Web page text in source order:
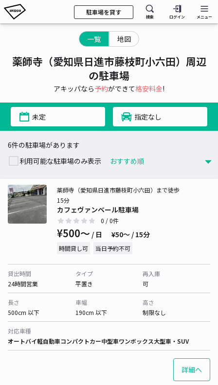
駐車場を貸す
検索 ログイン メニュー
一覧 地図
薬師寺（愛知県日進市藤枝町小六田）周辺
の駐車場
アキッパなら予約ができて格安料金!
未定 指定なし
6件の駐車場があります
利用可能な駐車場のみ表示
カフェヴァンベール駐車場
薬師寺（愛知県日進市藤枝町小六田）まで徒歩
15分
0 / 0件
¥500〜 / 日 ¥50〜 / 15分
時間貸し可 当日予約不可
貸出時間
24時間営業
タイプ
平置き
再入庫
可
長さ
500cm 以下
車幅
190cm 以下
高さ
制限なし
対応車種
オートバイ軽自動車コンパクトカー中型車ワンボックス大型車・SUV
詳細へ